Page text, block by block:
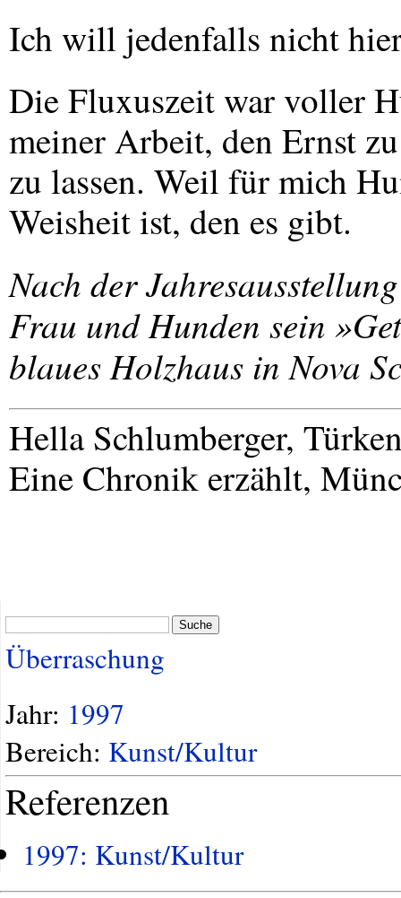
Ich will jedenfalls nicht
Die Fluxuszeit war voller
meiner Arbeit, den Ernst
zu lassen. Weil für mich
Weisheit ist, den es gibt.
Nach der
Frau und Hunden sein
blaues Holzhaus in Nova
Hella Schlumberger,
Eine Chronik erzählt,
Suche
Überraschung
Jahr: 1997
Bereich: Kunst/Kultur
Referenzen
1997: Kunst/Kultur